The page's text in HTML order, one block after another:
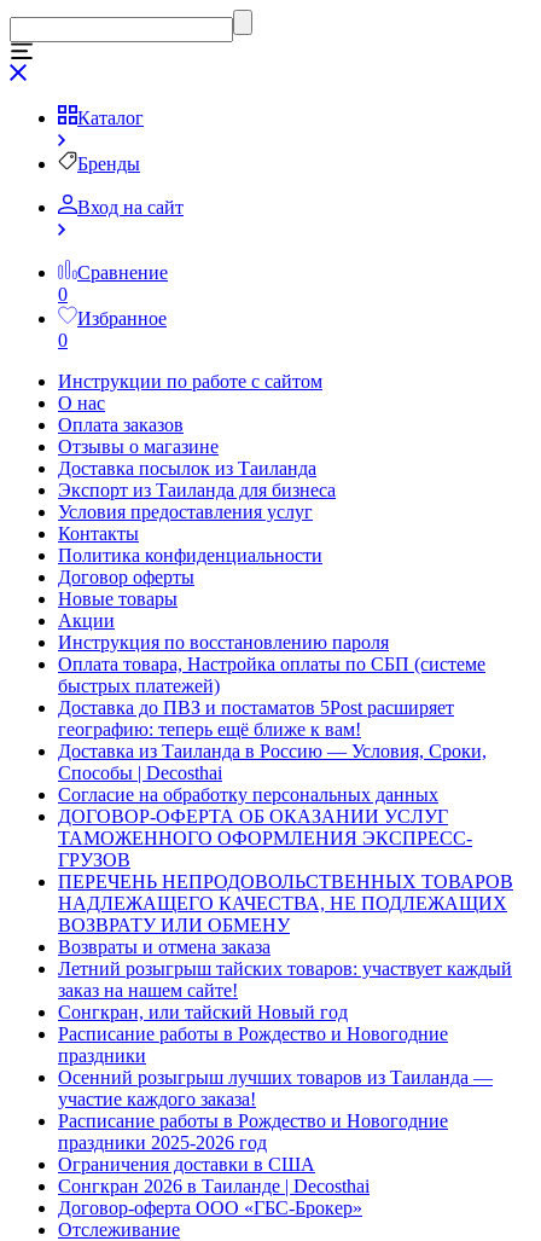
Каталог
Бренды
Вход на сайт
Сравнение
0
Избранное
0
Инструкции по работе с сайтом
О нас
Оплата заказов
Отзывы о магазине
Доставка посылок из Таиланда
Экспорт из Таиланда для бизнеса
Условия предоставления услуг
Контакты
Политика конфиденциальности
Договор оферты
Новые товары
Акции
Инструкция по восстановлению пароля
Оплата товара, Настройка оплаты по СБП (системе
быстрых платежей)
Доставка до ПВЗ и постаматов 5Post расширяет
географию: теперь ещё ближе к вам!
Доставка из Таиланда в Россию — Условия, Сроки,
Способы | Decosthai
Согласие на обработку персональных данных
ДОГОВОР-ОФЕРТА ОБ ОКАЗАНИИ УСЛУГ
ТАМОЖЕННОГО ОФОРМЛЕНИЯ ЭКСПРЕСС-
ГРУЗОВ
ПЕРЕЧЕНЬ НЕПРОДОВОЛЬСТВЕННЫХ ТОВАРОВ
НАДЛЕЖАЩЕГО КАЧЕСТВА, НЕ ПОДЛЕЖАЩИХ
ВОЗВРАТУ ИЛИ ОБМЕНУ
Возвраты и отмена заказа
Летний розыгрыш тайских товаров: участвует каждый
заказ на нашем сайте!
Сонгкран, или тайский Новый год
Расписание работы в Рождество и Новогодние
праздники
Осенний розыгрыш лучших товаров из Таиланда —
участие каждого заказа!
Расписание работы в Рождество и Новогодние
праздники 2025-2026 год
Ограничения доставки в США
Сонгкран 2026 в Таиланде | Decosthai
Договор-оферта ООО «ГБС-Брокер»
Отслеживание